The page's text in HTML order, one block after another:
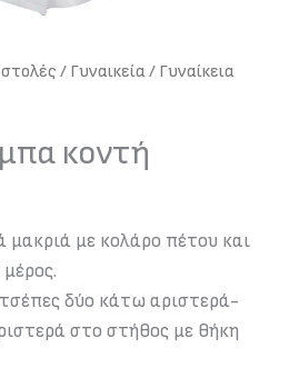
/ Γυναικεία/ Γυναίκεια
κοντή
μακριά με κολάρο πέτου και
τσέπες δύο κάτω αριστερά-
στο στήθος με θήκη